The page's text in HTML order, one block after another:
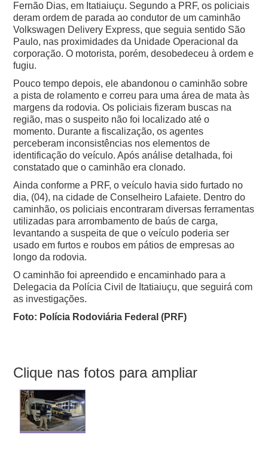
Fernão Dias, em Itatiaiuçu. Segundo a PRF, os policiais
deram ordem de parada ao condutor de um caminhão
Volkswagen Delivery Express, que seguia sentido São
Paulo, nas proximidades da Unidade Operacional da
corporação. O motorista, porém, desobedeceu à ordem e
fugiu.
Pouco tempo depois, ele abandonou o caminhão sobre
a pista de rolamento e correu para uma área de mata às
margens da rodovia. Os policiais fizeram buscas na
região, mas o suspeito não foi localizado até o
momento. Durante a fiscalização, os agentes
perceberam inconsistências nos elementos de
identificação do veículo. Após análise detalhada, foi
constatado que o caminhão era clonado.
Ainda conforme a PRF, o veículo havia sido furtado no
dia, (04), na cidade de Conselheiro Lafaiete. Dentro do
caminhão, os policiais encontraram diversas ferramentas
utilizadas para arrombamento de baús de carga,
levantando a suspeita de que o veículo poderia ser
usado em furtos e roubos em pátios de empresas ao
longo da rodovia.
O caminhão foi apreendido e encaminhado para a
Delegacia da Polícia Civil de Itatiaiuçu, que seguirá com
as investigações.
Foto: Polícia Rodoviária Federal (PRF)
Clique nas fotos para ampliar